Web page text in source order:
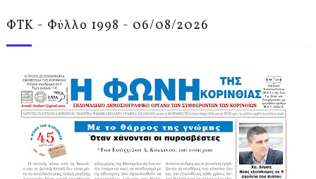
ΦΤΚ - Φύλλο 1998 - 06/08/2026